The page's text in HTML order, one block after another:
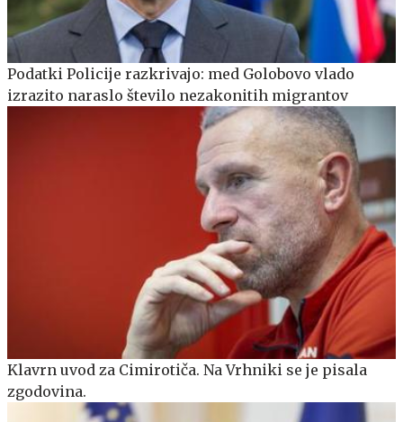
Podatki Policije razkrivajo: med Golobovo vlado
izrazito naraslo število nezakonitih migrantov
Klavrn uvod za Cimirotiča. Na Vrhniki se je pisala
zgodovina.